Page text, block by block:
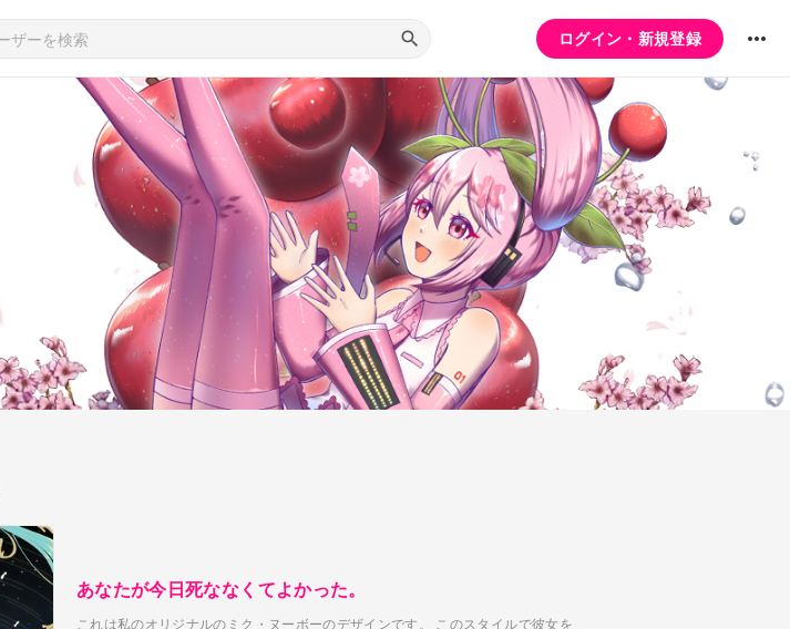
ログイン・新規登録
あなたが今日死ななくてよかった。
これは私のオリジナルのミク・ヌーボーのデザインです。
このスタイルで彼女を